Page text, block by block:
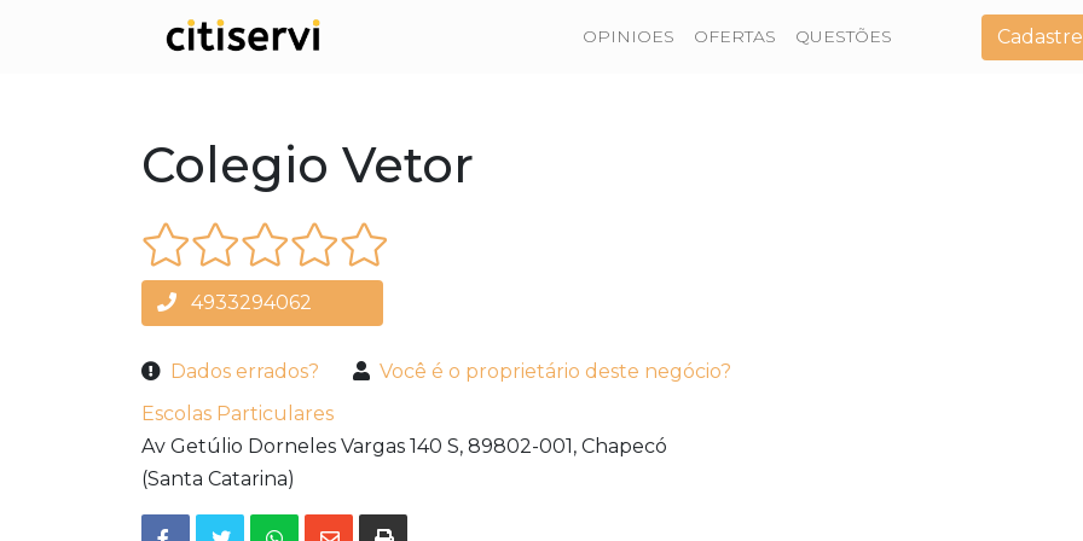
OPINIOES OFERTAS QUESTÕES
Colegio Vetor
4933294062
Dados errados?
Você é o proprietário deste negócio?
Escolas Particulares
Av Getúlio Dorneles Vargas 140 S, 89802-001, Chapecó
(Santa Catarina)